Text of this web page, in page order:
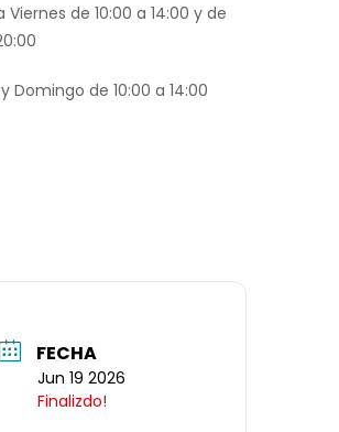
Viernes de 10:00 a 14:00 y de
Domingo de 10:00 a 14:00
FECHA
Jun 19 2026
Finalizdo!